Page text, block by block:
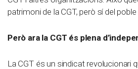
patrimoni de la CGT, però sí del poble
Però ara la CGT és plena
La CGT és un sindicat revolucionari